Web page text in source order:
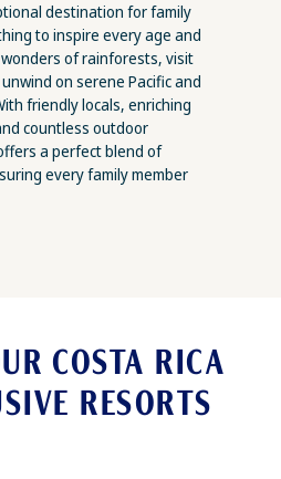
destination for family
to inspire every age and
of rainforests, visit
on serene Pacific and
friendly locals, enriching
countless outdoor
a perfect blend of
every family member
COSTA RICA
RESORTS